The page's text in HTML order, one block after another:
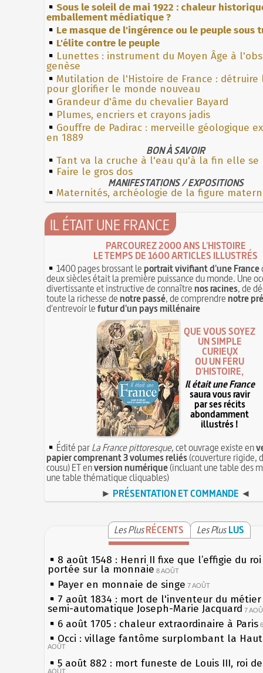
Sous le soleil de mai 1922 : chaleur
emballement médiatique ?
Le masque de l'ingérence ou le peuple sous
L'élite contre le peuple
Lunettes : instrument du Moyen Âge à
genèse
Mutilation de l'Histoire de France : détruire
pour glorifier le monde nouveau
Grandeur d'âme du chevalier Bayard
Plumes, encriers et crayons jadis
Gouffre de Padirac : merveille géologique
en 1889
BON À SAVOIR
Tant va la cruche à l'eau qu'à la fin elle se
Faire le gros dos
MANIFESTATIONS / EXPOSITIONS
Maternités, archéologie de la figure
IL ÉTAIT UNE FRANCE
PARCOUREZ 2000 ANS L'HISTOIRE
LE TEMPS DE 1600 ARTICLES ILLUSTRÉS
1400 pages brossant leportrait vivifiant d'une France
deux siècles était la première puissance du monde. Une
divertissante et instructive de connaîtrenos racines, de
toute la richesse denotre passé, de comprendrenotre
d'entrevoir lefutur d'un pays millénaire
QUE VOUS SOYEZ
UN SIMPLE
CURIEUX
OU UN FÉRU
D'HISTOIRE,
Il était une France
saura vous ravir
par ses récits
abondamment
illustrés !
Édité parLa France pittoresque, cet ouvrage existe en
papier comprenant 3 volumes reliés(couverture rigide,
cousu) ET enversion numérique(incluant une table des
une table thématique cliquables)
► PRÉSENTATION ET COMMANDE ◄
Les PlusRÉCENTS Les Plus LUS
8 août 1548 : Henri II fixe que l’effigie du
portée sur la monnaie 8 AOÛT
Payer en monnaie de singe 7 AOÛT
7 août 1834 : mort de l'inventeur du
semi-automatique Joseph-Marie Jacquard 7
6 août 1705 : chaleur extraordinaire à Paris
Occi : village fantôme surplombant la
AOÛT
5 août 882 : mort funeste de Louis III, roi